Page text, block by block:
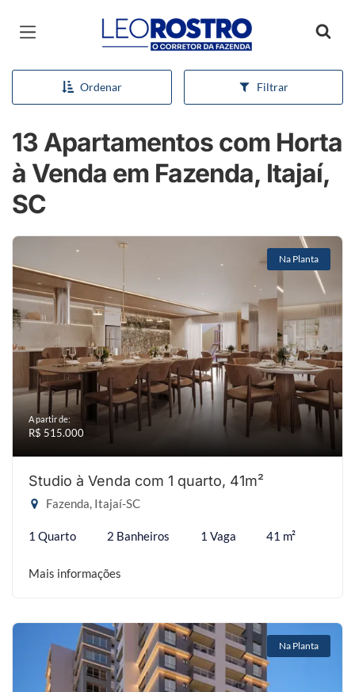
Página inicial
Ordenar Filtrar
13 Apartamentos com Horta
à Venda em Fazenda, Itajaí,
SC
Na Planta
A partir de:
R$ 515.000
Studio à Venda com 1 quarto, 41m²
Fazenda, Itajaí-SC
1 Quarto 2 Banheiros 1 Vaga 41 m²
Mais informações
Na Planta